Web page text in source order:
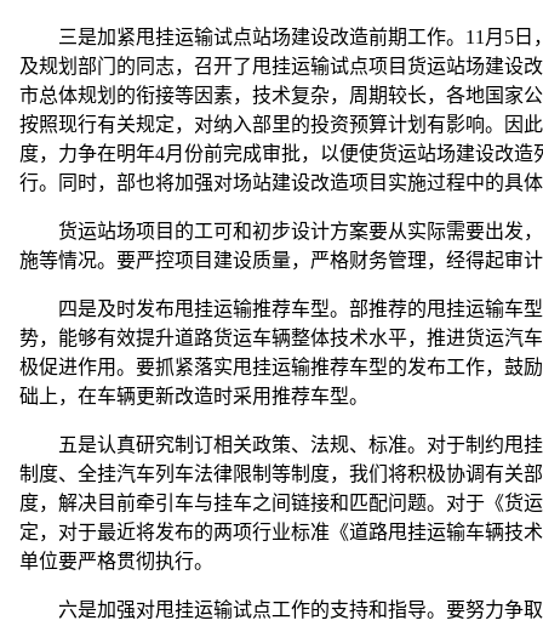
三是加紧甩挂运输试点站场建设改造前期工作。11月5日
及规划部门的同志，召开了甩挂运输试点项目货运站场建设
市总体规划的衔接等因素，技术复杂，周期较长，各地国家
按照现行有关规定，对纳入部里的投资预算计划有影响。因
度，力争在明年4月份前完成审批，以便使货运站场建设改
行。同时，部也将加强对场站建设改造项目实施过程中的具
货运站场项目的工可和初步设计方案要从实际需要出发，
施等情况。要严控项目建设质量，严格财务管理，经得起审
四是及时发布甩挂运输推荐车型。部推荐的甩挂运输车型
势，能够有效提升道路货运车辆整体技术水平，推进货运汽
极促进作用。要抓紧落实甩挂运输推荐车型的发布工作，鼓
础上，在车辆更新改造时采用推荐车型。
五是认真研究制订相关政策、法规、标准。对于制约甩挂
制度、全挂汽车列车法律限制等制度，我们将积极协调有关
度，解决目前牵引车与挂车之间链接和匹配问题。对于《货
定，对于最近将发布的两项行业标准《道路甩挂运输车辆技
单位要严格贯彻执行。
六是加强对甩挂运输试点工作的支持和指导。要努力争取